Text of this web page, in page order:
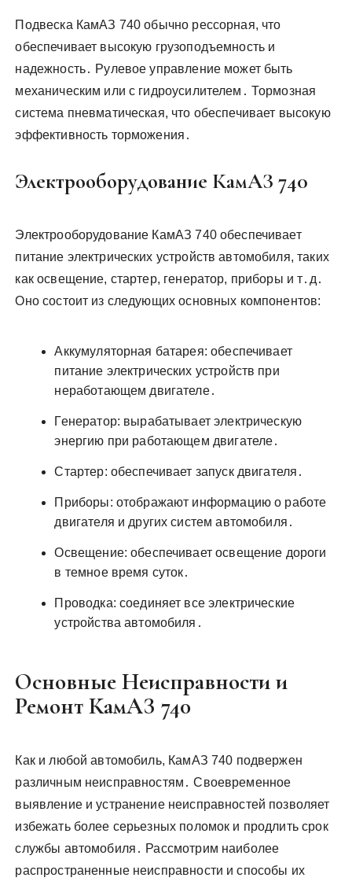
Подвеска КамАЗ 740 обычно рессорная, что
обеспечивает высокую грузоподъемность и
надежность․ Рулевое управление может быть
механическим или с гидроусилителем․ Тормозная
система пневматическая, что обеспечивает высокую
эффективность торможения․
Электрооборудование КамАЗ 740
Электрооборудование КамАЗ 740 обеспечивает
питание электрических устройств автомобиля, таких
как освещение, стартер, генератор, приборы и т․д․
Оно состоит из следующих основных компонентов:
Аккумуляторная батарея: обеспечивает
питание электрических устройств при
неработающем двигателе․
Генератор: вырабатывает электрическую
энергию при работающем двигателе․
Стартер: обеспечивает запуск двигателя․
Приборы: отображают информацию о работе
двигателя и других систем автомобиля․
Освещение: обеспечивает освещение дороги
в темное время суток․
Проводка: соединяет все электрические
устройства автомобиля․
Основные Неисправности и
Ремонт КамАЗ 740
Как и любой автомобиль, КамАЗ 740 подвержен
различным неисправностям․ Своевременное
выявление и устранение неисправностей позволяет
избежать более серьезных поломок и продлить срок
службы автомобиля․ Рассмотрим наиболее
распространенные неисправности и способы их